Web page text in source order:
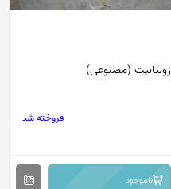
زولتانیت (مصنوعی)
فروخته شد
ناموجود